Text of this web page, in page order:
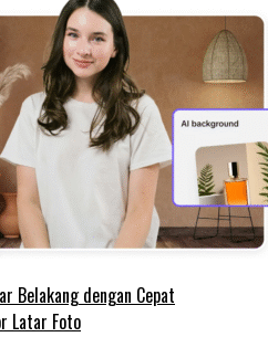
Belakang dengan Cepat
Latar Foto